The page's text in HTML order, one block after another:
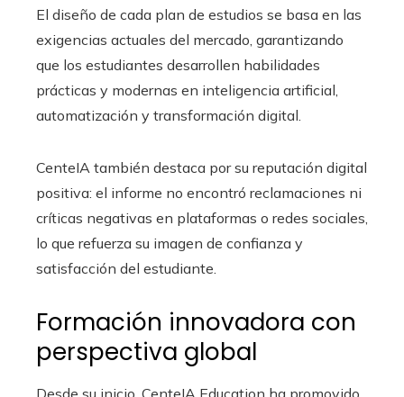
El diseño de cada plan de estudios se basa en las
exigencias actuales del mercado, garantizando
que los estudiantes desarrollen habilidades
prácticas y modernas en inteligencia artificial,
automatización y transformación digital.
CenteIA también destaca por su reputación digital
positiva: el informe no encontró reclamaciones ni
críticas negativas en plataformas o redes sociales,
lo que refuerza su imagen de confianza y
satisfacción del estudiante.
Formación innovadora con
perspectiva global